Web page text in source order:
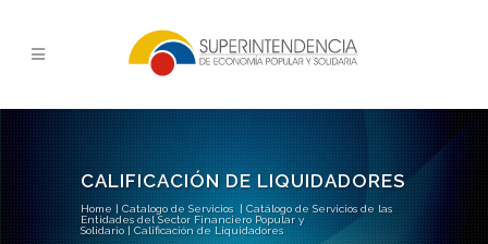
CALIFICACIÓN DE LIQUIDADORES
Home | Catalogo de Servicios | Catálogo de Servicios de las
Entidades del Sector Financiero Popular y
Solidario | Calificación de Liquidadores